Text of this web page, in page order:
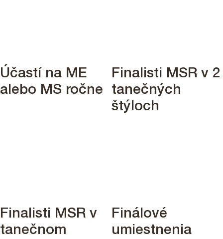
Účastí na ME
alebo MS ročne
Finalisti MSR v 2
tanečných
štýloch
Finalisti MSR v
tanečnom
Finálové
umiestnenia